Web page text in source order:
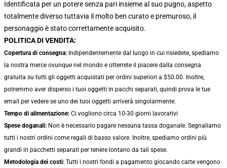
Identificata per un potere senza pari insieme al suo pugno, aspetto
totalmente diverso tuttavia il molto ben curato e premuroso, il
personaggio è stato correttamente acquisito.
POLITICA DI VENDITA:
Copertura di consegna: Indipendentemente dal luogo in cui risiedete, spediamo
la nostra merce ovunque nel mondo e otterrete il piacere dalla consegna
gratuita su tutti gli oggetti acquistati per ordini superiori a $50.00. Inoltre,
potremmo aver disperso i tuoi oggetti in pacchi separati, quindi prova le tue
email per vedere se uno dei tuoi oggetti arriverà singolarmente.
Tempo di alimentazione: Ci vogliono circa 10-30 giorni lavorativi
Spese doganali: Non è necessario pagare nessuna tassa doganale. Segnaliamo
tutti i nostri ordini come regali di basso valore. Inoltre, spediamo ordini più
grandi in pacchetti separati per tenere lontano da tali spese.
Metodologia dei costi: Tutti i nostri fondi a pagamento giocando carte vengono